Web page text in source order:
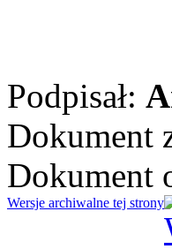
Podpisał:
Dokument
Dokument
Wersje archiwalne tej strony